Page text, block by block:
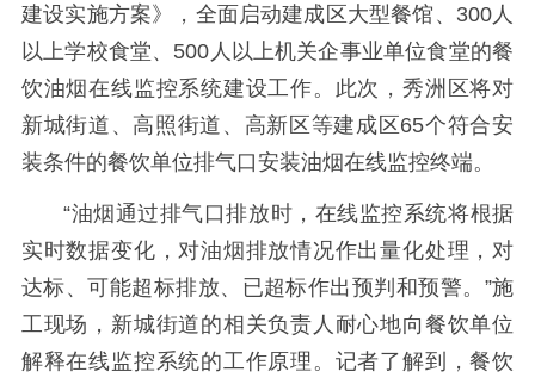
建设实施方案》，全面启动建成区大型餐馆、300人
以上学校食堂、500人以上机关企事业单位食堂的餐
饮油烟在线监控系统建设工作。此次，秀洲区将对
新城街道、高照街道、高新区等建成区65个符合安
装条件的餐饮单位排气口安装油烟在线监控终端。
“油烟通过排气口排放时，在线监控系统将根据
实时数据变化，对油烟排放情况作出量化处理，对
达标、可能超标排放、已超标作出预判和预警。”施
工现场，新城街道的相关负责人耐心地向餐饮单位
解释在线监控系统的工作原理。记者了解到，餐饮